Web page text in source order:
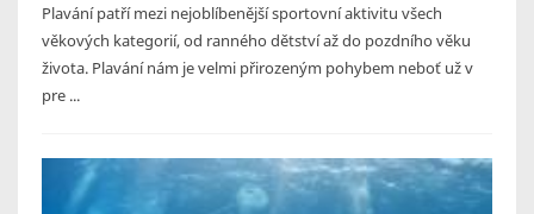
Plavání patří mezi nejoblíbenější sportovní aktivitu všech
věkových kategorií, od ranného dětství až do pozdního věku
života. Plavání nám je velmi přirozeným pohybem neboť už v
pre ...